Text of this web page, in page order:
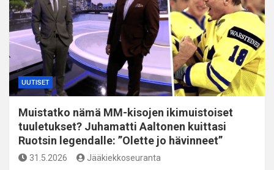
UUTISET
Muistatko nämä MM-kisojen ikimuistoiset
tuuletukset? Juhamatti Aaltonen kuittasi
Ruotsin legendalle: ”Olette jo hävinneet”
31.5.2026 Jääkiekkoseuranta